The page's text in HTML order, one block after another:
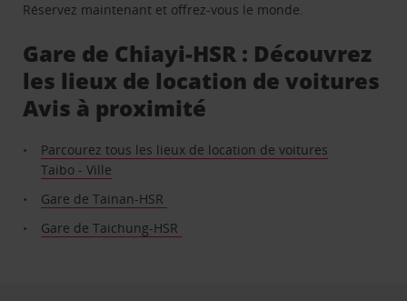
Réservez maintenant et offrez-vous le monde.
Gare de Chiayi-HSR : Découvrez
les lieux de location de voitures
Avis à proximité
Parcourez tous les lieux de location de voitures
Taibo - Ville
Gare de Tainan-HSR
Gare de Taichung-HSR